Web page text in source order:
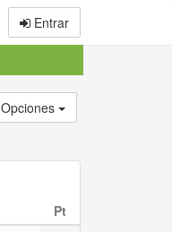
Entrar
Opciones
Pt